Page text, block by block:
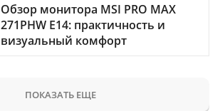
Обзор монитора MSI PRO MAX
271PHW E14: практичность и
визуальный комфорт
ПОКАЗАТЬ ЕЩЕ